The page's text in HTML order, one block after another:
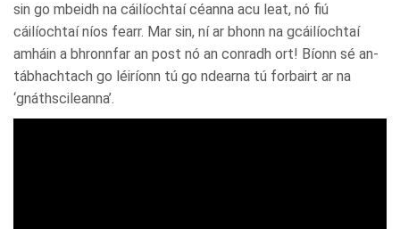
sin go mbeidh na cáilíochtaí céanna acu leat, nó fiú
cáilíochtaí níos fearr. Mar sin, ní ar bhonn na gcáilíochtaí
amháin a bhronnfar an post nó an conradh ort! Bíonn sé an-
tábhachtach go léiríonn tú go ndearna tú forbairt ar na
‘gnáthscileanna’.